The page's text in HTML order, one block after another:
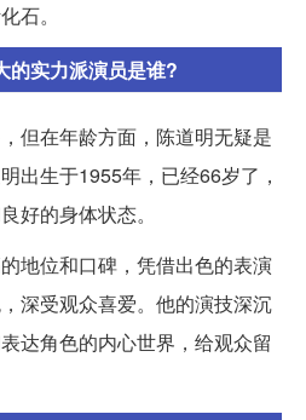
石。
的实力派演员是谁?
但在年龄方面，陈道明无疑是
出生于1955年，已经66岁了，
好的身体状态。
地位和口碑，凭借出色的表演
深受观众喜爱。他的演技深沉
达角色的内心世界，给观众留